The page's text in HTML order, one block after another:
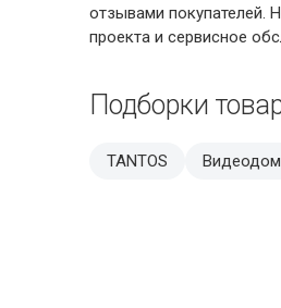
отзывами покупателей.
проекта и сервисное
Подборки
TANTOS